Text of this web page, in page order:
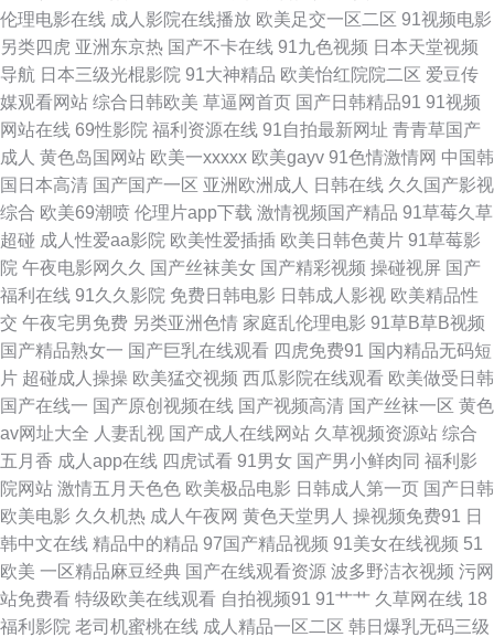
熟妇人妻一区二区 影音AV资源 91人人操人人 超碰97成人在线 国产福利漂漂
网 黄色高清免费网站 久色婷婷网 日本啊v在线 婷婷色播天堂 97超碰在线免
费 成人a在线网观看 激情色色AV网 欧美另类日韩 日本免费高清黄站 亚洲精
品露脸自拍 91免费链接 www啪啪 豆花成人在线网址 韩国偷拍免费观看 狼
友久久 日本不卡一三区 先锋资源成人av 91国产人妖 av高清不卡 大香蕉狼友
网 黄色短片合集 蜜芽精品视频 日本黄色大片操逼 天堂Av电影官网 51视频在
屏 午夜成人直播 69国精产品自偷 97在线超碰综合 东方四虎影院 九九国产精
品99 欧美人妖出精汇编 日韩最新中文字幕 在线视频91 97超碰在线播放 超
碰97在线观 国产视频网站 蜜桃成熟网站 日韩专区第一页 亚洲天堂免费视频
伦理电影在线 成人影院在线播放 欧美足交一区二区 91视频电影
另类四虎 亚洲东京热 国产不卡在线 91九色视频 日本天堂视频
导航 日本三级光棍影院 91大神精品 欧美怡红院院二区 爱豆传
媒观看网站 综合日韩欧美 草逼网首页 国产日韩精品91 91视频
网站在线 69性影院 福利资源在线 91自拍最新网址 青青草国产
成人 黄色岛国网站 欧美一xxxxx 欧美gayv 91色情激情网 中国韩
国日本高清 国产国产一区 亚洲欧洲成人 日韩在线 久久国产影视
综合 欧美69潮喷 伦理片app下载 激情视频国产精品 91草莓久草
超碰 成人性爱aa影院 欧美性爱插插 欧美日韩色黄片 91草莓影
院 午夜电影网久久 国产丝袜美女 国产精彩视频 操碰视屏 国产
福利在线 91久久影院 免费日韩电影 日韩成人影视 欧美精品性
交 午夜宅男免费 另类亚洲色情 家庭乱伦理电影 91草B草B视频
国产精品熟女一 国产巨乳在线观看 四虎免费91 国内精品无码短
片 超碰成人操操 欧美猛交视频 西瓜影院在线观看 欧美做受日韩
国产在线一 国产原创视频在线 国产视频高清 国产丝袜一区 黄色
av网址大全 人妻乱视 国产成人在线网站 久草视频资源站 综合
五月香 成人app在线 四虎试看 91男女 国产男小鲜肉同 福利影
院网站 激情五月天色色 欧美极品电影 日韩成人第一页 国产日韩
欧美电影 久久机热 成人午夜网 黄色天堂男人 操视频免费91 日
韩中文在线 精品中的精品 97国产精品视频 91美女在线视频 51
欧美 一区精品麻豆经典 国产在线观看资源 波多野洁衣视频 污网
站免费看 特级欧美在线观看 自拍视频91 91艹艹 久草网在线 18
福利影院 老司机蜜桃在线 成人精品一区二区 韩日爆乳无码三级